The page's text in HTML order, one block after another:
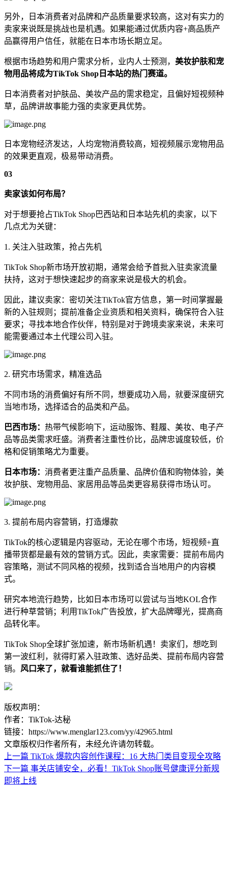
另外，日本消费者对品牌和产品质量要求较高，这对有实力的
卖家来说既是挑战也是机遇。如果能通过优质内容+高品质产
品赢得用户信任，就能在日本市场长期立足。
根据市场趋势和用户需求分析，业内人士预测， 美妆护肤和宠
物用品将成为TikTok Shop日本站的热门赛道。
日本消费者对护肤品、美妆产品的需求稳定，且偏好短视频种
草，品牌讲故事能力强的卖家更具优势。
日本宠物经济发达，人均宠物消费较高，短视频展示宠物用品
的效果更直观，极易带动消费。
03
卖家该如何布局？
对于想要抢占TikTok Shop巴西站和日本站先机的卖家，以下
几点尤为关键：
1. 关注入驻政策，抢占先机
TikTok Shop新市场开放初期，通常会给予首批入驻卖家流量
扶持，这对于想快速起步的商家来说是极大的机会。
因此，建议卖家：密切关注TikTok官方信息，第一时间掌握最
新的入驻规则；提前准备企业资质和相关资料，确保符合入驻
要求；寻找本地合作伙伴，特别是对于跨境卖家来说，未来可
能需要通过本土代理公司入驻。
2. 研究市场需求，精准选品
不同市场的消费偏好有所不同，想要成功入局，就要深度研究
当地市场，选择适合的品类和产品。
巴西市场： 热带气候影响下，运动服饰、鞋履、美妆、电子产
品等品类需求旺盛。消费者注重性价比，品牌忠诚度较低，价
格和促销策略尤为重要。
日本市场： 消费者更注重产品质量、品牌价值和购物体验，美
妆护肤、宠物用品、家居用品等品类更容易获得市场认可。
3. 提前布局内容营销，打造爆款
TikTok的核心逻辑是内容驱动，无论在哪个市场，短视频+直
播带货都是最有效的营销方式。因此，卖家需要：提前布局内
容策略，测试不同风格的视频，找到适合当地用户的内容模
式。
研究本地流行趋势，比如日本市场可以尝试与当地KOL合作
进行种草营销；利用TikTok广告投放，扩大品牌曝光，提高商
品转化率。
TikTok Shop全球扩张加速，新市场新机遇！卖家们，想吃到
第一波红利，就得盯紧入驻政策、选好品类、提前布局内容营
销。 风口来了，就看谁能抓住了！
版权声明：
作者：TikTok-达秘
链接：https://www.menglar123.com/yy/42965.html
文章版权归作者所有，未经允许请勿转载。
上一篇 TikTok 爆款内容创作课程：16 大热门类目变现全攻略
下一篇 事关店铺安全，必看！TikTok Shop账号健康评分新规
即将上线